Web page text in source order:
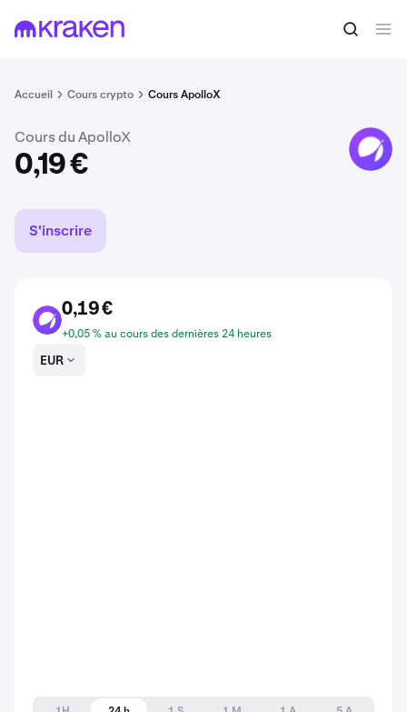
Accueil Cours crypto Cours ApolloX
0,19 € Acheter du APX
Cours du ApolloX
0,19 €
APX
S'inscrire
APX
0,19 €
+0,05 % au cours des dernières 24 heures
EUR